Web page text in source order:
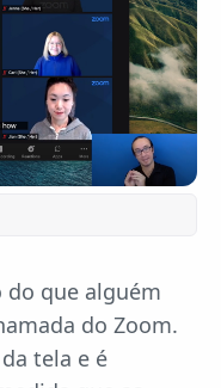
que alguém
do Zoom.
tela e é